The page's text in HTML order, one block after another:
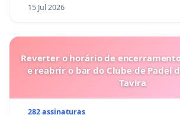
15 Jul 2026
Reverter o horário de
e reabrir o bar do Clube de Padel
Tavira
282 assinaturas